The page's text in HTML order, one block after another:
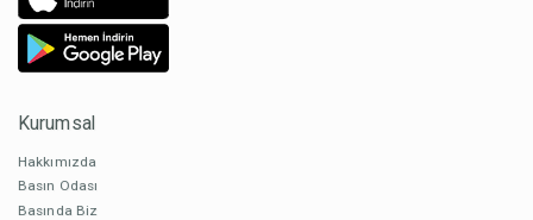
Kurumsal
Hakkımızda
Basın Odası
Basında Biz